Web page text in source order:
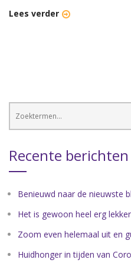
Lees verder
Recente berichten
Benieuwd naar de nieuwste
Het is gewoon heel erg
Zoom even helemaal uit en
Huidhonger in tijden van